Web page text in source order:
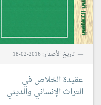
تاريخ الأصدار: 2016-02-18
عقيدة الخلاص في
التراث الإنساني والديني